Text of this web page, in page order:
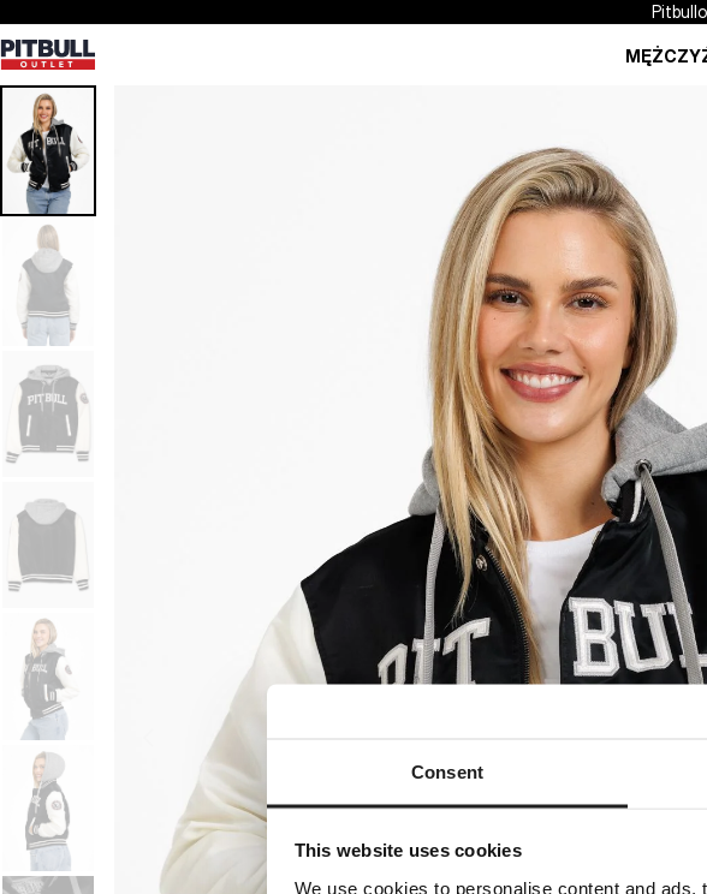
Consent
This website uses cookies
We use cookies to personalise content and